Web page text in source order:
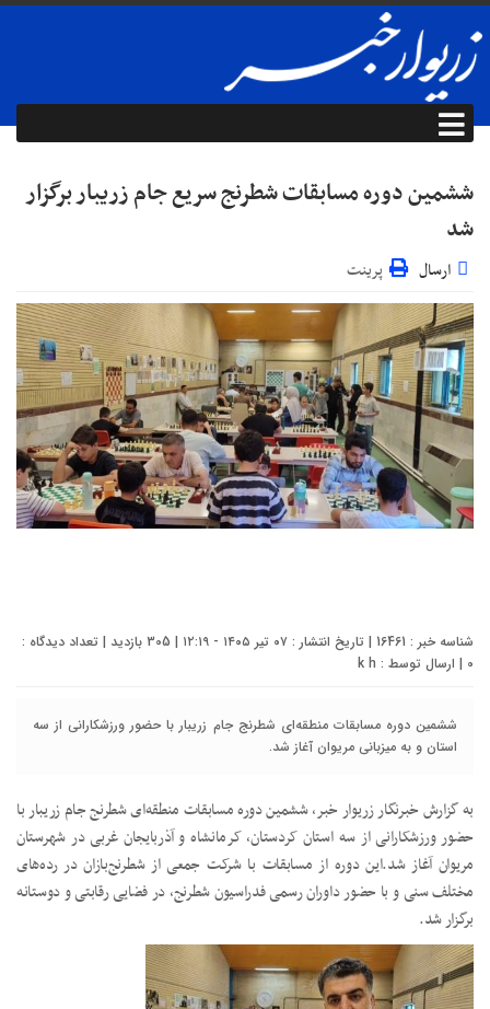
ششمین دوره مسابقات شطرنج سریع جام زریبار برگزار
شد
ارسال پرینت
شناسه خبر : 16461 | تاریخ انتشار : ۰۷ تیر ۱۴۰۵ - ۱۲:۱۹ | 305 بازدید | تعداد دیدگاه :
0 | ارسال توسط : k h
ششمین دوره مسابقات منطقه‌ای شطرنج جام زریبار با حضور ورزشکارانی از سه
استان و به میزبانی مریوان آغاز شد.
به گزارش خبرنگار زریوار خبر، ششمین دوره مسابقات منطقه‌ای شطرنج جام زریبار با
حضور ورزشکارانی از سه استان کردستان، کرمانشاه و آذربایجان غربی در شهرستان
مریوان آغاز شد.این دوره از مسابقات با شرکت جمعی از شطرنج‌بازان در رده‌های
مختلف سنی و با حضور داوران رسمی فدراسیون شطرنج، در فضایی رقابتی و دوستانه
برگزار شد.